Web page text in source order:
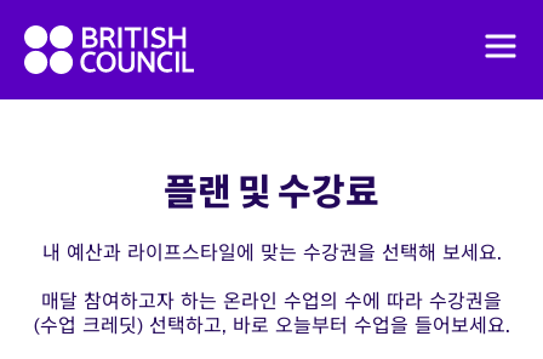
content
British
Council
English
Intensive Course플랜 및 수강료
내 예산과 라이프스타일에 맞는 수강권을 선택해 보세요.
매달 참여하고자 하는 온라인 수업의 수에 따라 수강권을
(수업 크레딧) 선택하고, 바로 오늘부터 수업을 들어보세요.